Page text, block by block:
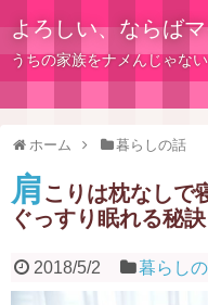
よろしい、ならば
うちの家族をナメんじゃな
ホーム 暮らしの話
肩こりは枕なしで
ぐっすり眠れる秘
2018/5/2 暮らし